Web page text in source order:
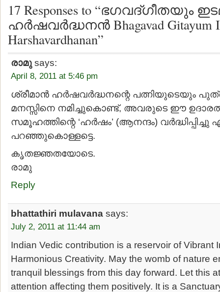
17 Responses to “ഭഗവദ്ഗീതയും
ഹര്‍ഷവര്‍ദ്ധനന്‍ Bhagavad Gitayum
Harshavardhanan”
രാമു says:
April 8, 2011 at 5:46 pm
ശ്രീമാന്‍ ഹര്‍ഷവര്‍ദ്ധനന്റെ പത്നിയുടെയും
മനസ്സിനെ നമിച്ചുകൊണ്ട്, അവരുടെ ഈ
സമൂഹത്തിന്റെ ‘ഹര്‍ഷം’ (ആനന്ദം) വര്‍ദ്ധിപ്പിച്ചു
പറഞ്ഞുകൊള്ളട്ടെ.
കൃതജ്ഞതയോടെ.
രാമു
Reply
bhattathiri mulavana says:
July 2, 2011 at 11:44 am
Indian Vedic contribution is a reservoir of Vibrant
Harmonious Creativity. May the womb of nature
tranquil blessings from this day forward. Let this
attention affecting them positively. It is a